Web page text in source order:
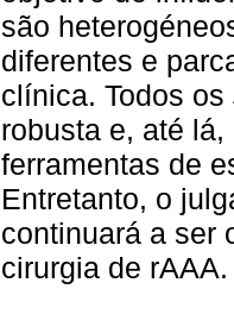
são
diferentes e
clínica. Todos os
robusta e, até
ferramentas de
Entretanto, o
continuará a ser
cirurgia de rAAA.